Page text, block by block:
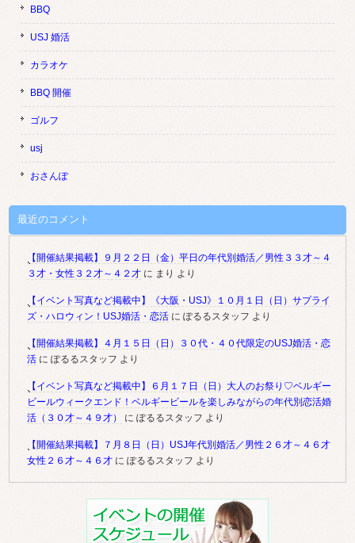
BBQ
USJ 婚活
カラオケ
BBQ 開催
ゴルフ
usj
おさんぽ
最近のコメント
【開催結果掲載】９月２２日（金）平日の年代別婚活／男性３３才～４
３才・女性３２才～４２才 に まり より
【イベント写真など掲載中】《大阪・USJ》１０月１日（日）サプライ
ズ・ハロウィン！USJ婚活・恋活 にぽるるスタッフ より
【開催結果掲載】４月１５日（日）３０代・４０代限定のUSJ婚活・恋
活 にぽるるスタッフ より
【イベント写真など掲載中】６月１７日（日）大人のお祭り♡ベルギー
ビールウィークエンド！ベルギービールを楽しみながらの年代別恋活婚
活（３０才～４９才）
にぽるるスタッフ より
【開催結果掲載】７月８日（日）USJ年代別婚活／男性２６才～４６才
女性２６才～４６才 にぽるるスタッフ より